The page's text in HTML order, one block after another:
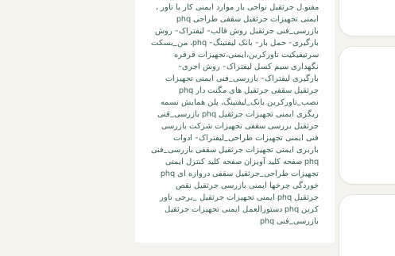
مفتو.ل جرثقیل نواحی بار موارد ایمنی کار با تاور ،
ایمنی تجهیزات جرثقیل سقفی طراحی phq
بازرسی_فنی جرثقیل روش قالب- لیفتراک- روش
بارگیری- حمل بار- بانک لیفتینگ- phq، من_بسکت
سرتیفیکیت تاورکرین،ایمنی،تجهیزات قرقره
نگهداری سیم کسل لیفتراک- روش اجری-
بارگیری لیفتراک- بازرسی_فنی ایمنی تجهیزات
جرثقیل سقفی جرثقیل های مگنت دار phq
نصب_تاورکرین بانک_لیفتینگ، پلن همایش تسمه
ریگری
ایمنی تجهیزات جرثقیل phq بازرسی_فنی
جرثقیل بررسی سقفی تجهیزات شرکت بازرسی
فنی ایمنی تجهیزات طراحی_لیفتراک- ادوات
باربری ایمنی تجهیزات جرثقیل سقفی بازرسی_فنی
phq صفحه کلید آویزان صفحه کلید کنترل
ایمنی
تجهیزات طراحی_جرثقیل سقفی دروازه ای phq
خوردگی چرخها ایمنی بازرسی جرثقیل نقص
جرثقیل phq
ایمنی تجهیزات جرثقیل _برجی تاور
کرین phq دستورالعمل
ایمنی تجهیزات جرثقیل
بازرسی_فنی phq